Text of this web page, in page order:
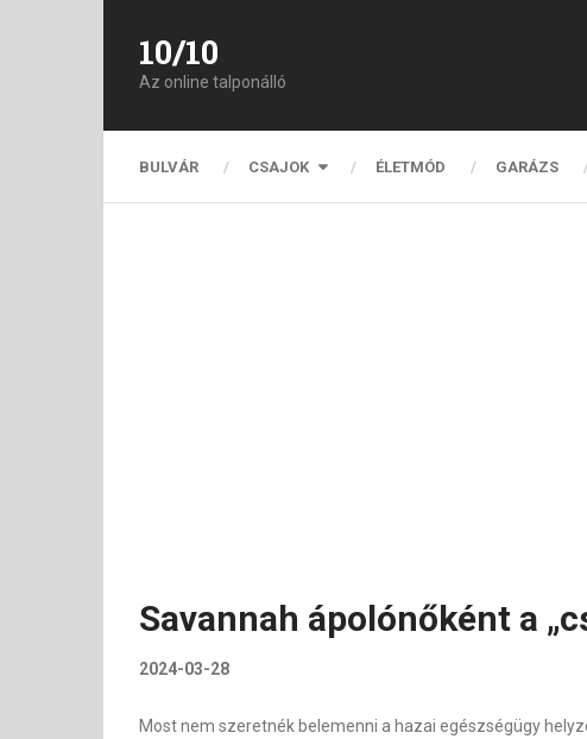
10/10
Az online talponálló
BULVÁR CSAJOK ÉLETMÓD GARÁZS
Savannah ápolónőként a
2024-03-28
Most nem szeretnék belemenni a hazai egészségügy